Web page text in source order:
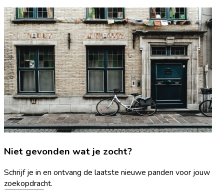
Niet gevonden wat je zocht?
Schrijf je in en ontvang de laatste nieuwe panden voor jouw
zoekopdracht.